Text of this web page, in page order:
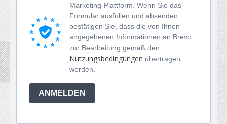
Marketing-Plattform. Wenn Sie das
Formular ausfüllen und absenden,
bestätigen Sie, dass die von Ihnen
angegebenen Informationen an Brevo
zur Bearbeitung gemäß den
Nutzungsbedingungen übertragen
werden.
ANMELDEN